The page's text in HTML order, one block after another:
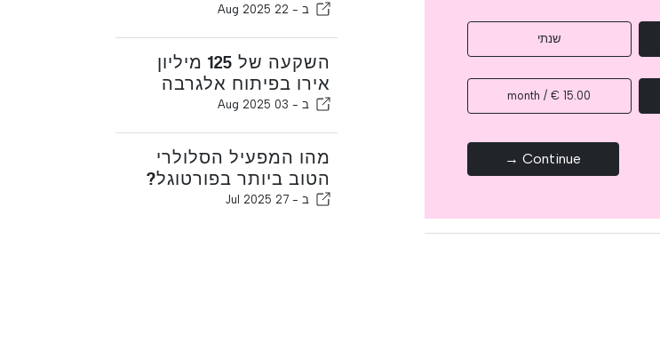
שנתי
15.00 € / month
Continue →
ב - 22 Aug 2025
השקעה של 125 מיליון
אירו בפיתוח אלגרבה
ב - 03 Aug 2025
מהו המפעיל הסלולרי
הטוב ביותר בפורטוגל?
ב - 27 Jul 2025